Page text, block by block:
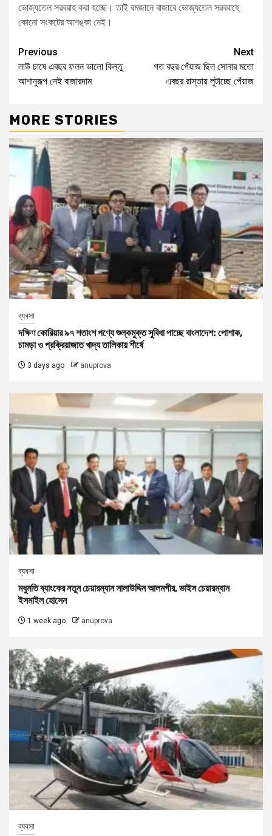
ভোজ্যতেল সরবরাহ করা হচ্ছে। তাই রমজানে বাজারে ভোজ্যতেল সরবরাহে
কোনো সংকটের আশঙ্কা নেই।
Previous
লাউ চাষে এবছর ফলন ভালো কিন্তু
আশানুরূপ নেই বাজারদাম
Next
গত বছর পেঁয়াজ ছিল সোনার মতো
এবছর রাস্তায় লুটাচ্ছে পেঁয়াজ
MORE STORIES
ব্যবসা
দক্ষিণ কোরিয়ার ৯৭ শতাংশ পণ্যে শুল্কমুক্ত সুবিধা পাচ্ছে বাংলাদেশ: পোশাক,
চামড়া ও প্রক্রিয়াজাত খাদ্য তালিকায় শীর্ষে
3 days ago anuprova
ব্যবসা
মধুমতি ব্যাংকের নতুন চেয়ারম্যান সালাউদ্দিন আলমগীর, ভাইস চেয়ারম্যান
ইসমাইল হোসেন
1 week ago anuprova
ব্যবসা